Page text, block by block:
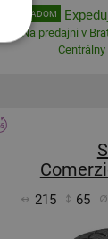
SKLADOM
Na predajni v
215 65